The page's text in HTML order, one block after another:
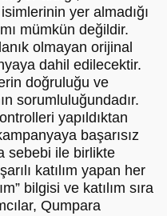
yer almadığı
mümkün değildir.
olmayan orijinal
dahil edilecektir.
doğruluğu ve
sorumluluğundadır.
yapıldıktan
başarısız
sebebi ile birlikte
katılım yapan her
bilgisi ve katılım sıra
Qumpara